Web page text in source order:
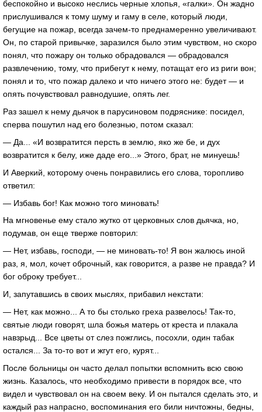
беспокойно и высоко неслись черные хлопья, «галки». Он жадно
прислушивался к тому шуму и гаму в селе, который люди,
бегущие на пожар, всегда зачем-то преднамеренно увеличивают.
Он, по старой привычке, заразился было этим чувством, но скоро
понял, что пожару он только обрадовался — обрадовался
развлечению, тому, что прибегут к нему, потащат его из риги вон;
понял и то, что пожар далеко и что ничего этого не: будет — и
опять почувствовал равнодушие, опять лег.
Раз зашел к нему дьячок в парусиновом подряснике: посидел,
сперва пошутил над его болезнью, потом сказал:
— Да... «И возвратится персть в землю, яко же бе, и дух
возвратится к белу, иже даде его...» Этого, брат, не минуешь!
И Аверкий, которому очень понравились его слова, торопливо
ответил:
— Избавь бог! Как можно того миновать!
На мгновенье ему стало жутко от церковных слов дьячка, но,
подумав, он еще тверже повторил:
— Нет, избавь, господи, — не миновать-то! Я вон жалюсь иной
раз, я, мол, кочет оброчный, как говорится, а разве не правда? И
бог оброку требует...
И, запутавшись в своих мыслях, прибавил некстати:
— Нет, как можно... А то бы столько греха развелось! Так-то,
святые люди говорят, шла божья матерь от креста и плакала
навзрыд... Все цветы от слез пожглись, посохли, один табак
остался... За то-то вот и жгут его, курят...
После больницы он часто делал попытки вспомнить всю свою
жизнь. Казалось, что необходимо привести в порядок все, что
видел и чувствовал он на своем веку. И он пытался сделать это, и
каждый раз напрасно, воспоминания его били ничтожны, бедны,